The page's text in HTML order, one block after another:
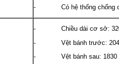
- Có hệ thống chống
- Chiều dài cơ sở: 3200
- Vệt bánh trước:
- Vệt bánh sau: 1830